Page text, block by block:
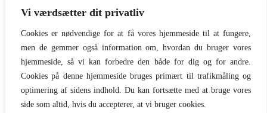
Vi værdsætter dit privatliv
Cookies er nødvendige for at få vores hjemmeside til at fungere,
men de gemmer også information om, hvordan du bruger vores
hjemmeside, så vi kan forbedre den både for dig og for andre.
Cookies på denne hjemmeside bruges primært til trafikmåling og
optimering af sidens indhold. Du kan fortsætte med at bruge vores
side som altid, hvis du accepterer, at vi bruger cookies.
TILMELD
Tak for din tilmelding - du er nu på
listen! Tilføj gerne
hello@beautyspace.dk til dine